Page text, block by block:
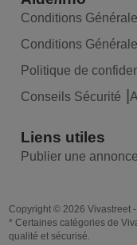
Conditions
Conditions
Politique de
Conseils Sécurité
Liens utiles
Publier une annonce
Copyright © 2026 Vivastreet
* Certaines catégories de
qualité et sécurisé.